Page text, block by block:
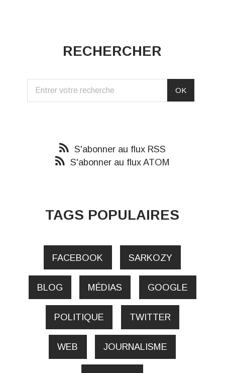
RECHERCHER
S'abonner au flux RSS
S'abonner au flux ATOM
TAGS POPULAIRES
FACEBOOK SARKOZY
BLOG MÉDIAS GOOGLE
POLITIQUE TWITTER
WEB JOURNALISME